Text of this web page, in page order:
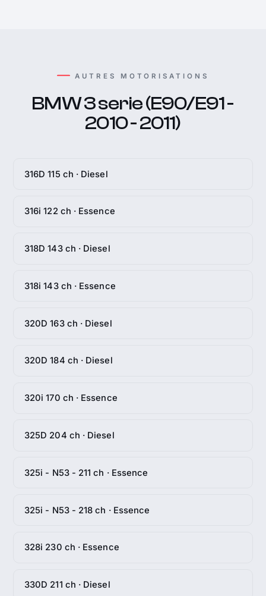
AUTRES MOTORISATIONS
BMW 3 serie (E90/E91 -
2010 - 2011)
316D 115 ch · Diesel
316i 122 ch · Essence
318D 143 ch · Diesel
318i 143 ch · Essence
320D 163 ch · Diesel
320D 184 ch · Diesel
320i 170 ch · Essence
325D 204 ch · Diesel
325i - N53 - 211 ch · Essence
325i - N53 - 218 ch · Essence
328i 230 ch · Essence
330D 211 ch · Diesel